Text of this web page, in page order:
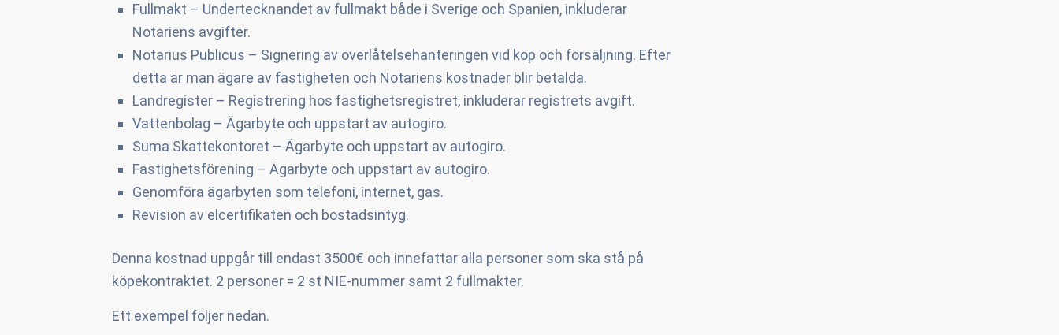
Fullmakt – Undertecknandet av fullmakt både i Sverige och Spanien, inkluderar
Notariens avgifter.
Notarius Publicus – Signering av överlåtelsehanteringen vid köp och försäljning. Efter
detta är man ägare av fastigheten och Notariens kostnader blir betalda.
Landregister – Registrering hos fastighetsregistret, inkluderar registrets avgift.
Vattenbolag – Ägarbyte och uppstart av autogiro.
Suma Skattekontoret – Ägarbyte och uppstart av autogiro.
Fastighetsförening – Ägarbyte och uppstart av autogiro.
Genomföra ägarbyten som telefoni, internet, gas.
Revision av elcertifikaten och bostadsintyg.
Denna kostnad uppgår till endast 3500€ och innefattar alla personer som ska stå på
köpekontraktet. 2 personer = 2 st NIE-nummer samt 2 fullmakter.
Ett exempel följer nedan.